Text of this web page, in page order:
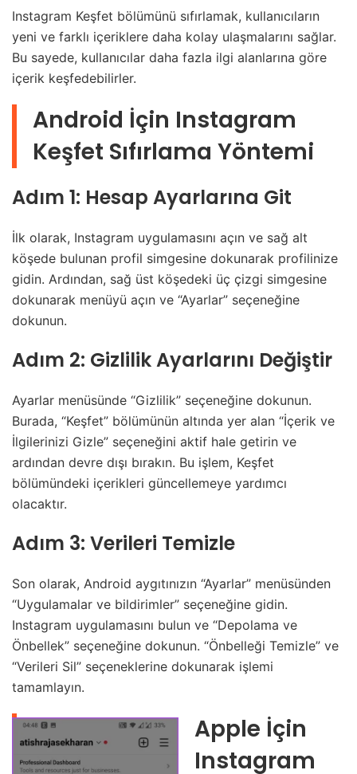
Instagram Keşfet bölümünü sıfırlamak, kullanıcıların
yeni ve farklı içeriklere daha kolay ulaşmalarını sağlar.
Bu sayede, kullanıcılar daha fazla ilgi alanlarına göre
içerik keşfedebilirler.
Android İçin Instagram
Keşfet Sıfırlama Yöntemi
Adım 1: Hesap Ayarlarına Git
İlk olarak, Instagram uygulamasını açın ve sağ alt
köşede bulunan profil simgesine dokunarak profilinize
gidin. Ardından, sağ üst köşedeki üç çizgi simgesine
dokunarak menüyü açın ve “Ayarlar” seçeneğine
dokunun.
Adım 2: Gizlilik Ayarlarını Değiştir
Ayarlar menüsünde “Gizlilik” seçeneğine dokunun.
Burada, “Keşfet” bölümünün altında yer alan “İçerik ve
İlgilerinizi Gizle” seçeneğini aktif hale getirin ve
ardından devre dışı bırakın. Bu işlem, Keşfet
bölümündeki içerikleri güncellemeye yardımcı
olacaktır.
Adım 3: Verileri Temizle
Son olarak, Android aygıtınızın “Ayarlar” menüsünden
“Uygulamalar ve bildirimler” seçeneğine gidin.
Instagram uygulamasını bulun ve “Depolama ve
Önbellek” seçeneğine dokunun. “Önbelleği Temizle” ve
“Verileri Sil” seçeneklerine dokunarak işlemi
tamamlayın.
Apple İçin
Instagram